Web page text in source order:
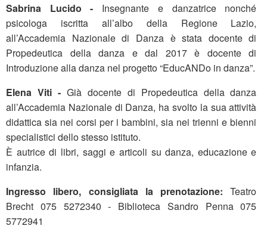
Sabrina Lucido - Insegnante e danzatrice nonché
psicologa iscritta all’albo della Regione Lazio,
all’Accademia Nazionale di Danza è stata docente di
Propedeutica della danza e dal 2017 è docente di
Introduzione alla danza nel progetto “EducANDo in danza”.
Elena Viti -Già docente di Propedeutica della danza
all’Accademia Nazionale di Danza, ha svolto la sua attività
didattica sia nei corsi per i bambini, sia nei trienni e bienni
specialistici dello stesso istituto.
È autrice di libri, saggi e articoli su danza, educazione e
infanzia.
Ingresso libero, consigliata la prenotazione: Teatro
Brecht 075 5272340 - Biblioteca Sandro Penna 075
5772941